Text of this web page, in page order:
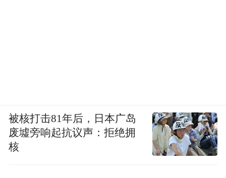
被核打击81年后，日本广岛
废墟旁响起抗议声：拒绝拥
核